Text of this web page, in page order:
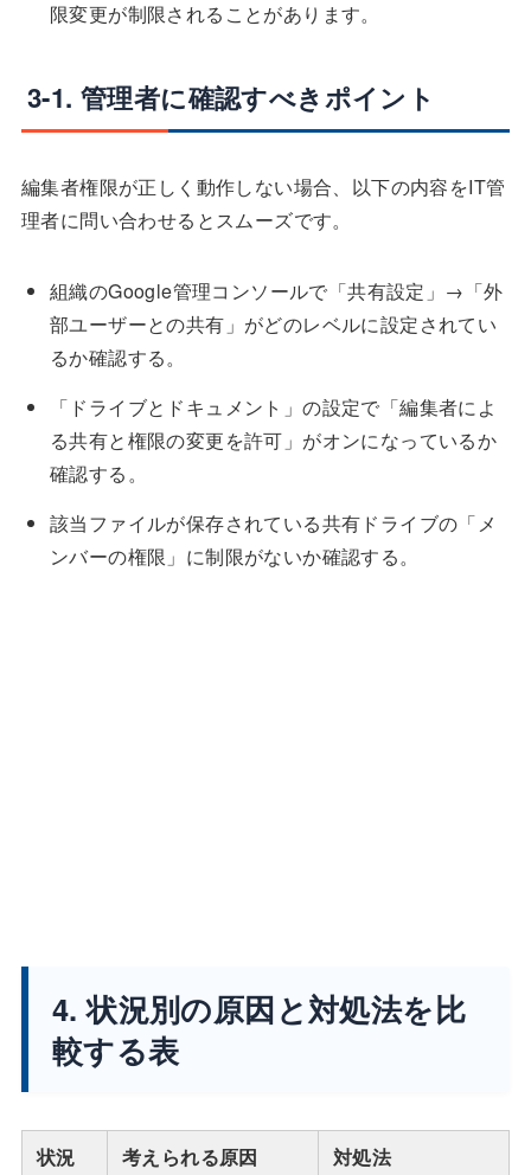
限変更が制限されることがあります。
3-1. 管理者に確認すべきポイント
編集者権限が正しく動作しない場合、以下の内容をIT管
理者に問い合わせるとスムーズです。
組織のGoogle管理コンソールで「共有設定」→「外
部ユーザーとの共有」がどのレベルに設定されてい
るか確認する。
「ドライブとドキュメント」の設定で「編集者によ
る共有と権限の変更を許可」がオンになっているか
確認する。
該当ファイルが保存されている共有ドライブの「メ
ンバーの権限」に制限がないか確認する。
4. 状況別の原因と対処法を比
較する表
状況 考えられる原因
対処法